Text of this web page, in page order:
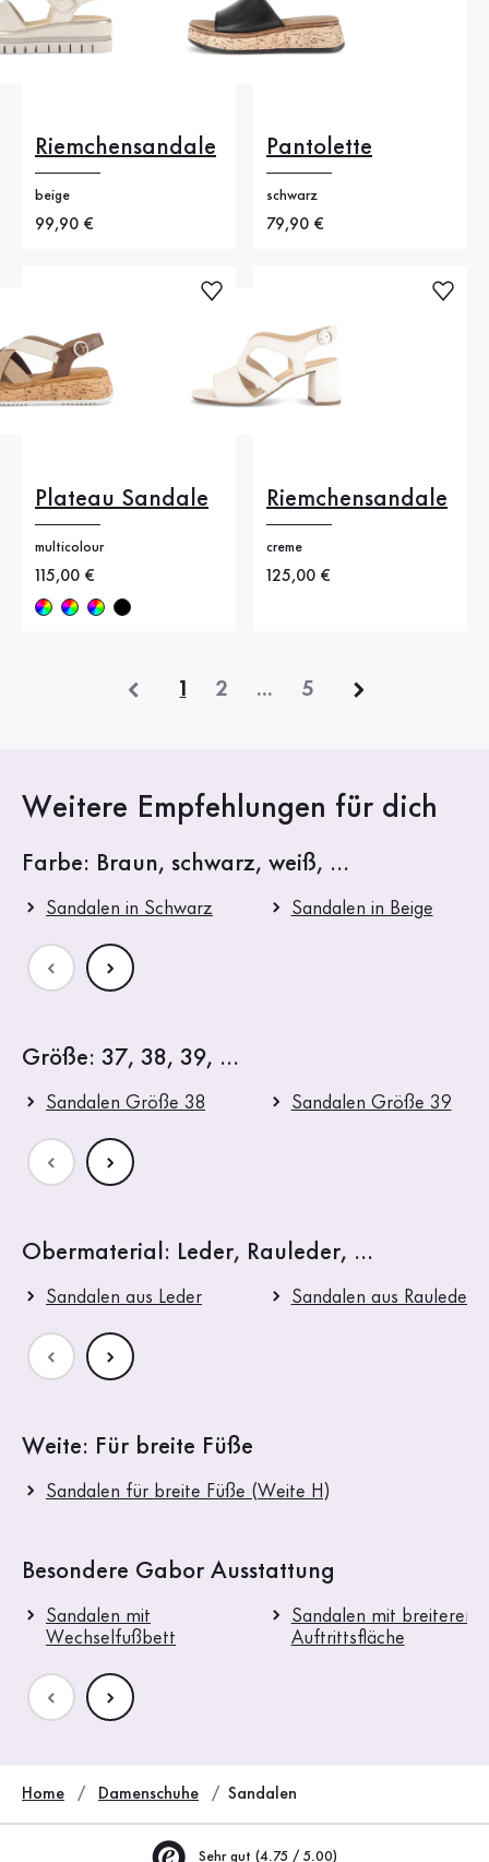
Riemchensandale
beige
Neuer Preis
99,90 €
Pantolette
schwarz
Neuer Preis
79,90 €
Plateau Sandale
multicolour
Neuer Preis
115,00 €
Riemchensandale
creme
Neuer Preis
125,00 €
1 2 ... 5
Weitere Empfehlungen für dich
Farbe: Braun, schwarz, weiß, ...
Sandalen in Schwarz Sandalen in Beige
Größe: 37, 38, 39, ...
Sandalen Größe 38 Sandalen Größe 39
Obermaterial: Leder, Rauleder, ...
Sandalen aus Leder Sandalen aus Rauleder
Weite: Für breite Füße
Sandalen für breite Füße (Weite H)
Besondere Gabor Ausstattung
Sandalen mit
Wechselfußbett
Sandalen mit breiterer
Auftrittsfläche
Home Damenschuhe Sandalen
Sehr gut (4.75 / 5.00)